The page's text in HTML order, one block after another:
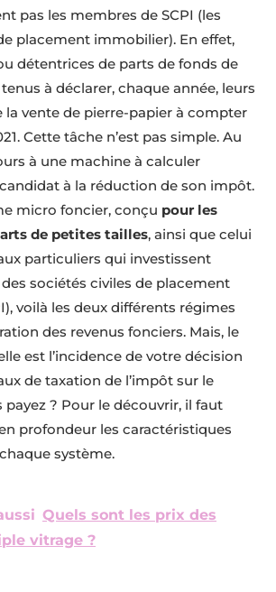
pas les membres de SCPI (les
placement immobilier). En effet,
détentrices de parts de fonds de
à déclarer, chaque année, leurs
la vente de pierre-papier à compter
Cette tâche n’est pas simple. Au
à une machine à calculer
à la réduction de son impôt.
micro foncier, conçu pour les
de petites tailles, ainsi que celui
particuliers qui investissent
sociétés civiles de placement
voilà les deux différents régimes
des revenus fonciers. Mais, le
est l’incidence de votre décision
de taxation de l’impôt sur le
payez ? Pour le découvrir, il faut
profondeur les caractéristiques
système.
Quels sont les prix des
vitrage ?